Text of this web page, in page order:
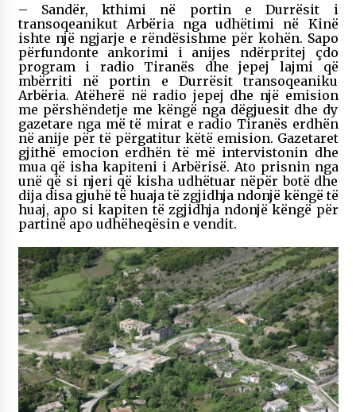
– Sandër, kthimi në portin e Durrësit i
transoqeanikut Arbëria nga udhëtimi në Kinë
ishte një ngjarje e rëndësishme për kohën. Sapo
përfundonte ankorimi i anijes ndërpritej çdo
program i radio Tiranës dhe jepej lajmi që
mbërriti në portin e Durrësit transoqeaniku
Arbëria. Atëherë në radio jepej dhe një emision
me përshëndetje me këngë nga dëgjuesit dhe dy
gazetare nga më të mirat e radio Tiranës erdhën
në anije për të përgatitur këtë emision. Gazetaret
gjithë emocion erdhën të më intervistonin dhe
mua që isha kapiteni i Arbërisë. Ato prisnin nga
unë që si njeri që kisha udhëtuar nëpër botë dhe
dija disa gjuhë të huaja të zgjidhja ndonjë këngë të
huaj, apo si kapiten të zgjidhja ndonjë këngë për
partinë apo udhëheqësin e vendit.